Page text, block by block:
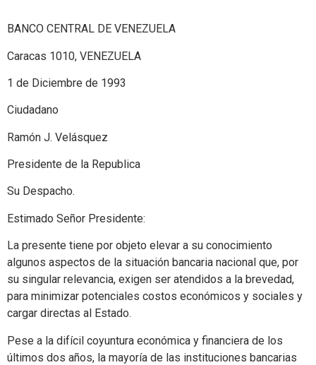
BANCO CENTRAL DE VENEZUELA
Caracas 1010, VENEZUELA
1 de Diciembre de 1993
Ciudadano
Ramón J. Velásquez
Presidente de la Republica
Su Despacho.
Estimado Señor Presidente:
La presente tiene por objeto elevar a su conocimiento
algunos aspectos de la situación bancaria nacional que, por
su singular relevancia, exigen ser atendidos a la brevedad,
para minimizar potenciales costos económicos y sociales y
cargar directas al Estado.
Pese a la difícil coyuntura económica y financiera de los
últimos dos años, la mayoría de las instituciones bancarias